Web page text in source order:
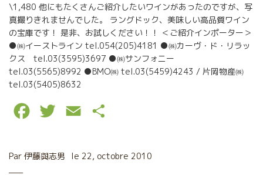
\1,480 他にもたくさんご紹介したいワインがあったのですが、写
真撮りきれませんでした。 ラングドック、美味しい高品質ワイン
の宝庫です！ 是非、お試しください！！ ＜ご紹介インポーター＞
●㈱イーストライン tel.054(205)4181 ●㈱カーヴ・ド・リラッ
クス tel.03(3595)3697 ●㈱サンフォニー
tel.03(5565)8992 ●BMO㈱ tel.03(5459)4243 / 片岡物産㈱
tel.03(5405)8632
c
i
a
r
Par 伊藤與志男 le 22, octobre 2010